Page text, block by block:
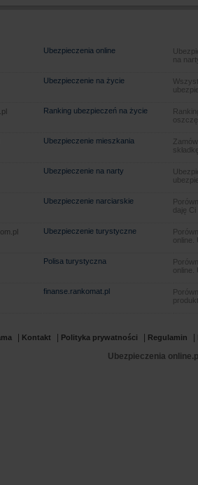
Ubezpieczenia online
na
Ubezpieczenie na życie
Ranking ubezpieczeń na życie
Ubezpieczenie mieszkania
Ubezpieczenie na narty
Ubezpieczenie narciarskie
daję
Ubezpieczenie turystyczne
Polisa turystyczna
finanse.rankomat.pl
Kontakt Polityka prywatności Regulamin
Ubezpieczenia